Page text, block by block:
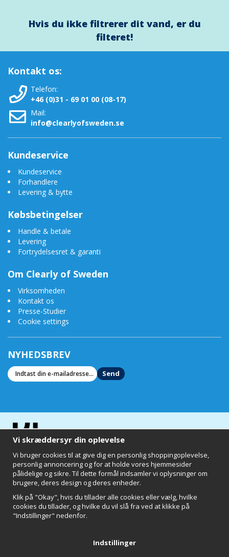
Hvis du ikke filtrerer dit vand, er du
filteret!
Kontakt os:
Telefon:
+46 (0)31 - 69 01 00 (08-17)
Mail:
info@clearlyofsweden.se
Kundeservice
Kundeservice
Forhandlere
Levering & bytte
Købsbetingelser
Handle & betale
Levering
Fortrydelsesret & garanti
Om Clearly of Sweden
Virksomheden
Kontakt os
Presse-Studier
Cookie settings
NYHEDSBREV
Send
Chalmers Teknikpark
412 58 Göteborg
Vi skræddersyr din oplevelse
Vi bruger cookies til at give dig en personlig shoppingoplevelse,
personlig annoncering og for at holde vores hjemmesider
pålidelige og sikre. Til dette formål indsamler vi oplysninger om
brugere, deres design og deres enheder.
Klik på "Okay", hvis du tillader alle cookies eller vælg, hvilke
cookies du tillader, og hvilke du vil slå fra ved at klikke på
"Indstillinger" nedenfor.
Indstillinger